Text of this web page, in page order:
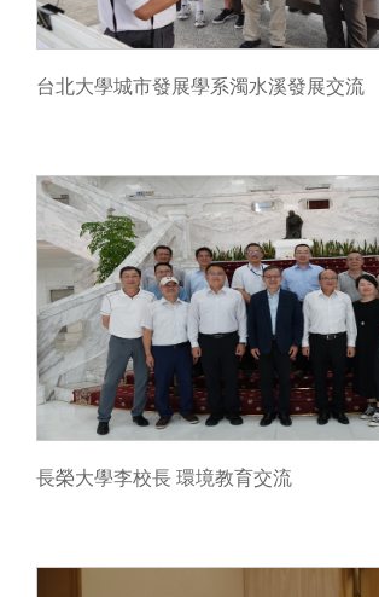
台北大學城市發展學系濁水溪發展交流
長榮大學李校長 環境教育交流